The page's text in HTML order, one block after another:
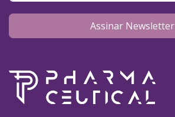
Assinar Newsletter